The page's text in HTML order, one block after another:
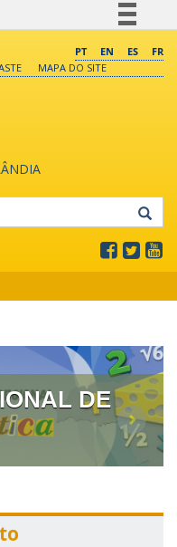
Comunica BR
PT EN ES
FR
MAPA DO SITE
DE